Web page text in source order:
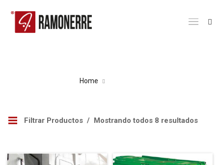
Home
Filtrar Productos Mostrando todos 8 resultados